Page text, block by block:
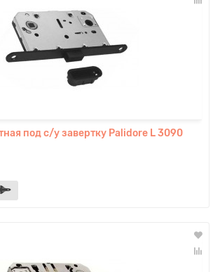
под с/у завертку Palidore L 3090